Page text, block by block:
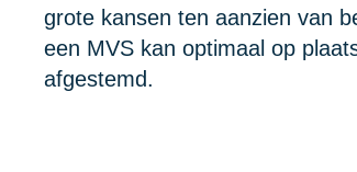
grote kansen ten aanzien van
een MVS kan optimaal op
afgestemd.